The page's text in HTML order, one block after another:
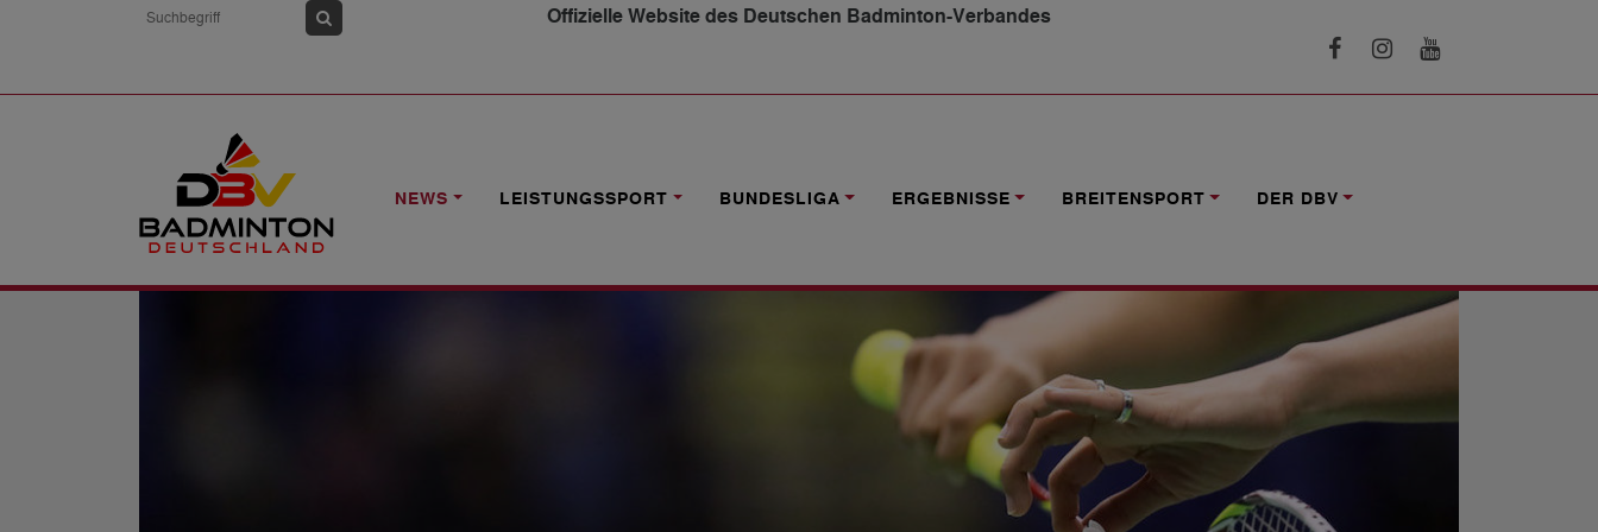
Offizielle Website des Deutschen Badminton-Verbandes
NEWS LEISTUNGSSPORT BUNDESLIGA ERGEBNISSE BREITENSPORT DER DBV
NEWS